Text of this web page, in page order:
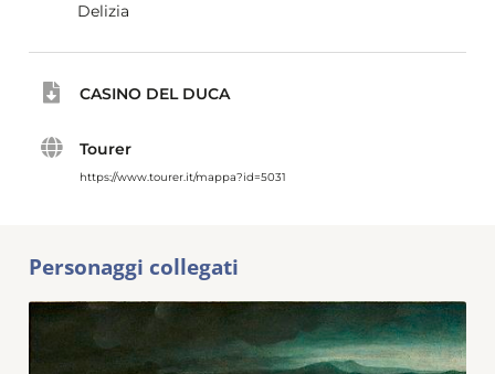
Delizia
CASINO DEL DUCA
Tourer
https://www.tourer.it/mappa?id=5031
Personaggi collegati